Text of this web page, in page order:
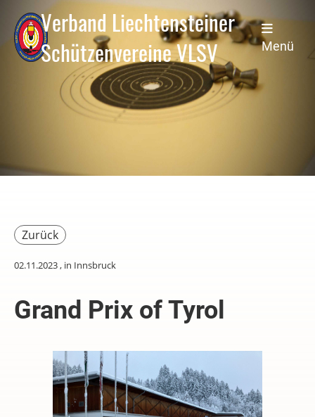
Verband Liechtensteiner
Schützenvereine VLSV
Menü
Zurück
02.11.2023, in Innsbruck
Grand Prix of Tyrol